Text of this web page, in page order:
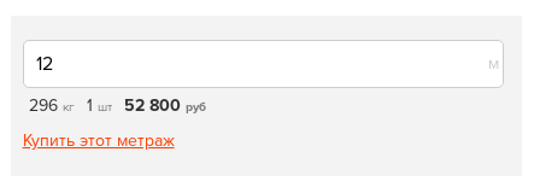
м
296 кг 1 шт 52 800 руб
Купить этот метраж